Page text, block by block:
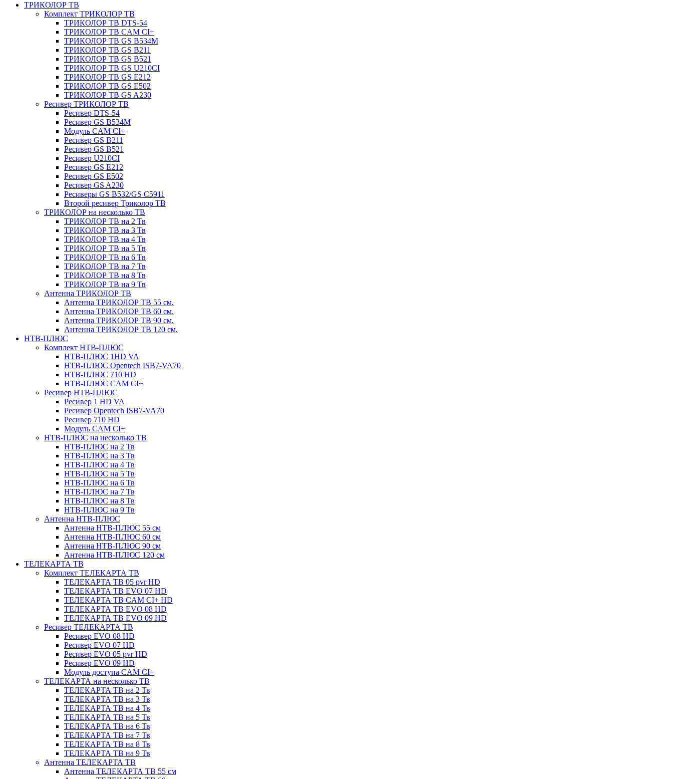
ТРИКОЛОР ТВ
Комплект ТРИКОЛОР ТВ
ТРИКОЛОР ТВ DTS-54
ТРИКОЛОР ТВ CAM CI+
ТРИКОЛОР ТВ GS B534M
ТРИКОЛОР ТВ GS B211
ТРИКОЛОР ТВ GS B521
ТРИКОЛОР ТВ GS U210CI
ТРИКОЛОР ТВ GS E212
ТРИКОЛОР ТВ GS E502
ТРИКОЛОР ТВ GS A230
Ресивер ТРИКОЛОР ТВ
Ресивер DTS-54
Ресивер GS B534M
Модуль CAM CI+
Ресивер GS B211
Ресивер GS B521
Ресивер U210CI
Ресивер GS E212
Ресивер GS E502
Ресивер GS A230
Ресиверы GS B532/GS C5911
Второй ресивер Триколор ТВ
ТРИКОЛОР на несколько ТВ
ТРИКОЛОР ТВ на 2 Тв
ТРИКОЛОР ТВ на 3 Тв
ТРИКОЛОР ТВ на 4 Тв
ТРИКОЛОР ТВ на 5 Тв
ТРИКОЛОР ТВ на 6 Тв
ТРИКОЛОР ТВ на 7 Тв
ТРИКОЛОР ТВ на 8 Тв
ТРИКОЛОР ТВ на 9 Тв
Антенна ТРИКОЛОР ТВ
Антенна ТРИКОЛОР ТВ 55 см.
Антенна ТРИКОЛОР ТВ 60 см.
Антенна ТРИКОЛОР ТВ 90 см.
Антенна ТРИКОЛОР ТВ 120 см.
НТВ-ПЛЮС
Комплект НТВ-ПЛЮС
НТВ-ПЛЮС 1HD VA
НТВ-ПЛЮС Opentech ISB7-VA70
НТВ-ПЛЮС 710 HD
НТВ-ПЛЮС CAM CI+
Ресивер НТВ-ПЛЮС
Ресивер 1 HD VA
Ресивер Opentech ISB7-VA70
Ресивер 710 HD
Модуль CAM CI+
НТВ-ПЛЮС на несколько ТВ
НТВ-ПЛЮС на 2 Тв
НТВ-ПЛЮС на 3 Тв
НТВ-ПЛЮС на 4 Тв
НТВ-ПЛЮС на 5 Тв
НТВ-ПЛЮС на 6 Тв
НТВ-ПЛЮС на 7 Тв
НТВ-ПЛЮС на 8 Тв
НТВ-ПЛЮС на 9 Тв
Антенна НТВ-ПЛЮС
Антенна НТВ-ПЛЮС 55 см
Антенна НТВ-ПЛЮС 60 см
Антенна НТВ-ПЛЮС 90 см
Антенна НТВ-ПЛЮС 120 см
ТЕЛЕКАРТА ТВ
Комплект ТЕЛЕКАРТА ТВ
ТЕЛЕКАРТА ТВ 05 pvr HD
ТЕЛЕКАРТА ТВ EVO 07 HD
ТЕЛЕКАРТА ТВ CAM CI+ HD
ТЕЛЕКАРТА ТВ EVO 08 HD
ТЕЛЕКАРТА ТВ EVO 09 HD
Ресивер ТЕЛЕКАРТА ТВ
Ресивер EVO 08 HD
Ресивер EVO 07 HD
Ресивер EVO 05 pvr HD
Ресивер EVO 09 HD
Модуль доступа CAM CI+
ТЕЛЕКАРТА на несколько ТВ
ТЕЛЕКАРТА ТВ на 2 Тв
ТЕЛЕКАРТА ТВ на 3 Тв
ТЕЛЕКАРТА ТВ на 4 Тв
ТЕЛЕКАРТА ТВ на 5 Тв
ТЕЛЕКАРТА ТВ на 6 Тв
ТЕЛЕКАРТА ТВ на 7 Тв
ТЕЛЕКАРТА ТВ на 8 Тв
ТЕЛЕКАРТА ТВ на 9 Тв
Антенна ТЕЛЕКАРТА ТВ
Антенна ТЕЛЕКАРТА ТВ 55 см